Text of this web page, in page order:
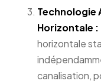
Technologie
Horizontale :
horizontale
canalisation,